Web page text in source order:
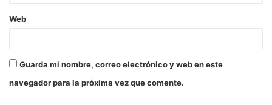
Web
Guarda mi nombre, correo electrónico y web en este
navegador para la próxima vez que comente.